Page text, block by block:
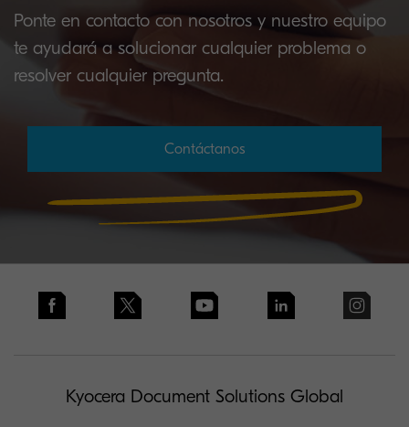
Ponte en contacto con nosotros y nuestro equipo
te ayudará a solucionar cualquier problema o
resolver cualquier pregunta.
Contáctanos
Kyocera Document Solutions Global